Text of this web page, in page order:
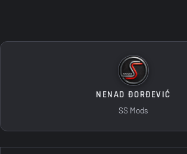
NENAD ĐORĐEVIĆ
SS Mods